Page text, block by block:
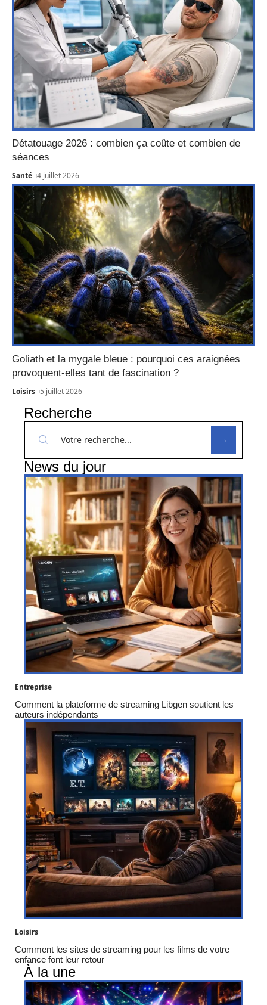
Détatouage 2026 : combien ça coûte et combien de
séances
Santé 4 juillet 2026
Goliath et la mygale bleue : pourquoi ces araignées
provoquent-elles tant de fascination ?
Loisirs 5 juillet 2026
Recherche
News du jour
Entreprise
Comment la plateforme de streaming Libgen soutient les
auteurs indépendants
Loisirs
Comment les sites de streaming pour les films de votre
enfance font leur retour
À la une